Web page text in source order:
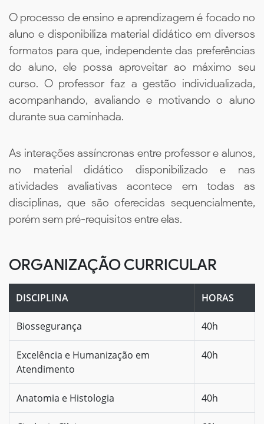
O processo de ensino e aprendizagem é focado no
aluno e disponibiliza material didático em diversos
formatos para que, independente das preferências
do aluno, ele possa aproveitar ao máximo seu
curso. O professor faz a gestão individualizada,
acompanhando, avaliando e motivando o aluno
durante sua caminhada.
As interações assíncronas entre professor e alunos,
no material didático disponibilizado e nas
atividades avaliativas acontece em todas as
disciplinas, que são oferecidas sequencialmente,
porém sem pré-requisitos entre elas.
ORGANIZAÇÃO CURRICULAR
DISCIPLINA HORAS
Biossegurança 40h
Excelência e Humanização em
Atendimento
40h
Anatomia e Histologia 40h